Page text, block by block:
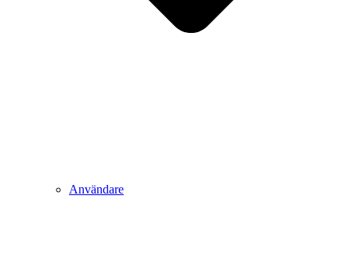
Användare